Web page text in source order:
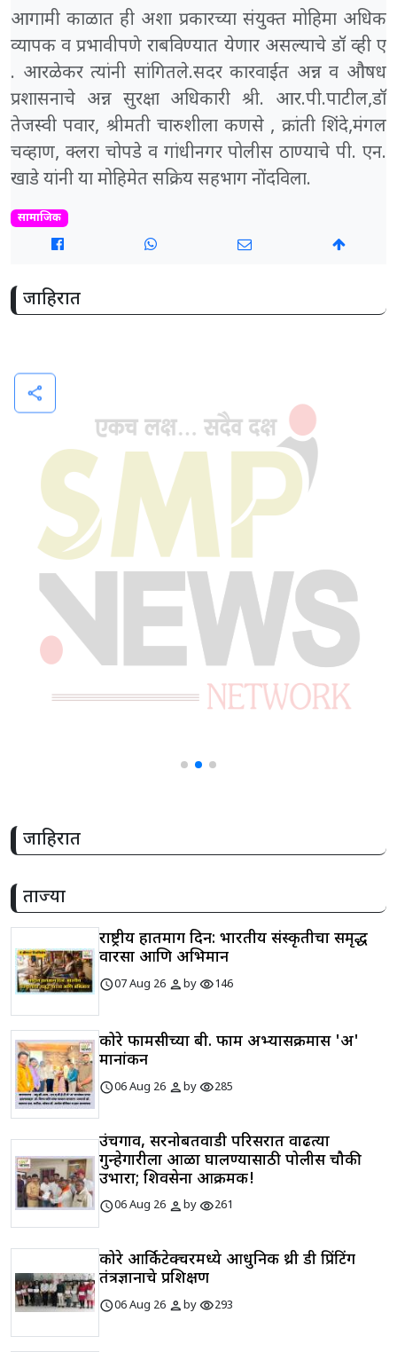
आगामी काळात ही अशा प्रकारच्या संयुक्त मोहिमा अधिक
व्यापक व प्रभावीपणे राबविण्यात येणार असल्याचे डॉ व्ही ए
. आरळेकर त्यांनी सांगितले.सदर कारवाईत अन्न व औषध
प्रशासनाचे अन्न सुरक्षा अधिकारी श्री. आर.पी.पाटील,डॉ
तेजस्वी पवार, श्रीमती चारुशीला कणसे , क्रांती शिंदे,मंगल
चव्हाण, क्लरा चोपडे व गांधीनगर पोलीस ठाण्याचे पी. एन.
खाडे यांनी या मोहिमेत सक्रिय सहभाग नोंदविला.
सामाजिक
जाहिरात
जाहिरात
ताज्या
राष्ट्रीय हातमाग दिन: भारतीय संस्कृतीचा समृद्ध
वारसा आणि अभिमान
schedule07 Aug 26 personbyvisibility146
कोरे फार्मसीच्या बी. फार्म अभ्यासक्रमास 'अ'
मानांकन
schedule06 Aug 26 personbyvisibility285
उंचगाव, सरनोबतवाडी परिसरात वाढत्या
गुन्हेगारीला आळा घालण्यासाठी पोलीस चौकी
उभारा; शिवसेना आक्रमक!
schedule06 Aug 26 personbyvisibility261
कोरे आर्किटेक्चरमध्ये आधुनिक थ्री डी प्रिंटिंग
तंत्रज्ञानाचे प्रशिक्षण
schedule06 Aug 26 personbyvisibility293
share